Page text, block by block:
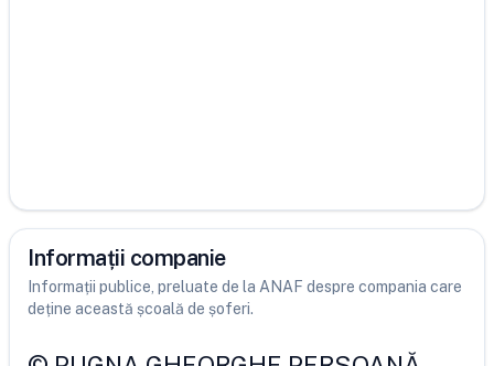
Informații companie
Informații publice, preluate de la ANAF despre compania care
deține această școală de șoferi.